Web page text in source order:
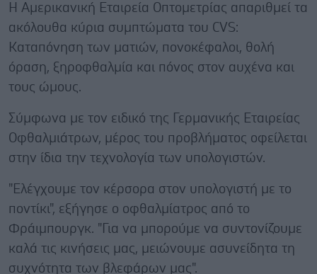
Η Αμερικανική Εταιρεία Οπτομετρίας απαριθμεί τα
ακόλουθα κύρια συμπτώματα του CVS:
Καταπόνηση των ματιών, πονοκέφαλοι, θολή
όραση, ξηροφθαλμία και πόνος στον αυχένα και
τους ώμους.
Σύμφωνα με τον ειδικό της Γερμανικής Εταιρείας
Οφθαλμιάτρων, μέρος του προβλήματος οφείλεται
στην ίδια την τεχνολογία των υπολογιστών.
"Ελέγχουμε τον κέρσορα στον υπολογιστή με το
ποντίκι", εξήγησε ο οφθαλμίατρος από το
Φράιμπουργκ. "Για να μπορούμε να συντονίζουμε
καλά τις κινήσεις μας, μειώνουμε ασυνείδητα τη
συχνότητα των βλεφάρων μας".